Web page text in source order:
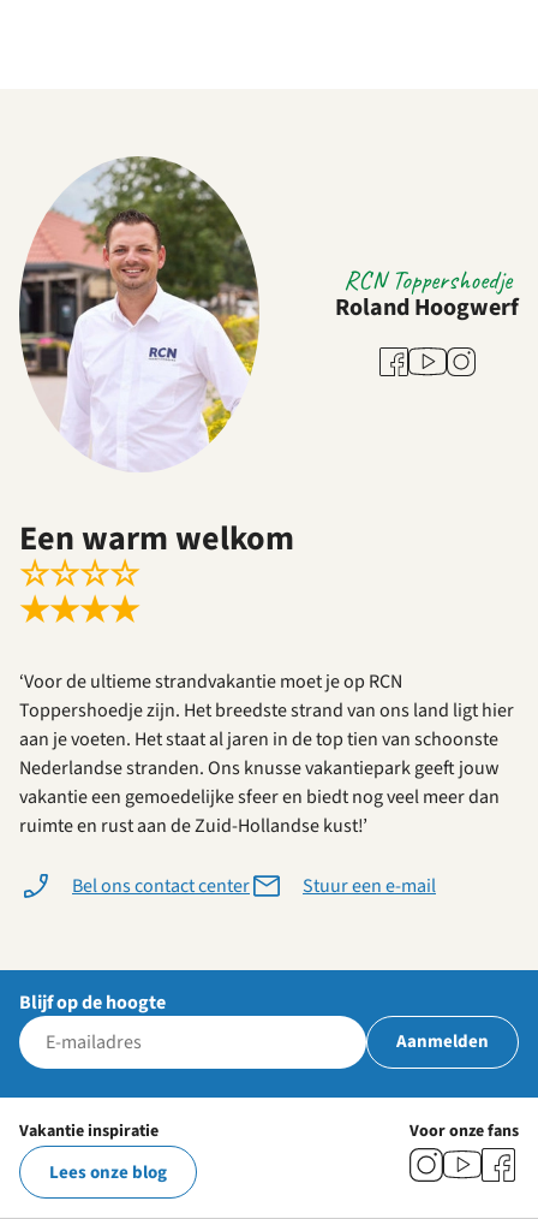
RCN Toppershoedje
Roland Hoogwerf
Facebook
YoutubeInstagram
Een warm welkom
☆☆☆☆
★★★★
‘Voor de ultieme strandvakantie moet je op RCN
Toppershoedje zijn. Het breedste strand van ons land ligt hier
aan je voeten. Het staat al jaren in de top tien van schoonste
Nederlandse stranden. Ons knusse vakantiepark geeft jouw
vakantie een gemoedelijke sfeer en biedt nog veel meer dan
ruimte en rust aan de Zuid-Hollandse kust!’
Bel ons contact center Stuur een e-mail
Blijf op de hoogte
Aanmelden
Vakantie inspiratie
Lees onze blog
Voor onze fans